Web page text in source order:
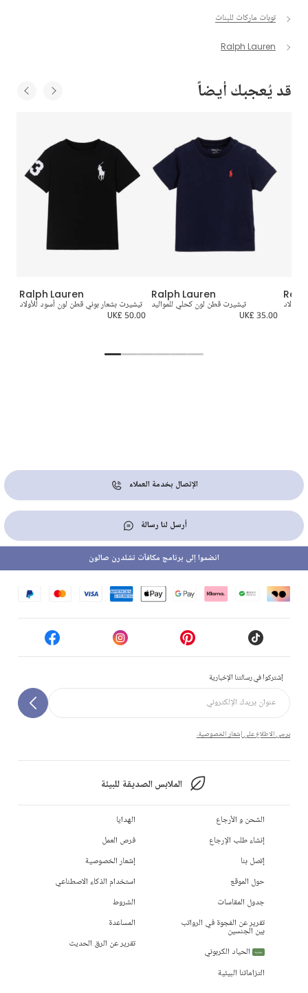
توبات ماركات للبنات
Ralph Lauren
قد يُعجبك أيضاً
Ralph Lauren
تيشيرت بشعار بوني قطن لون أسود للأولاد
UK£ 50.00
Ralph Lauren
تيشيرت قطن لون كحلي للمواليد
UK£ 35.00
الإتصال بخدمة العملاء
أرسل لنا رسالة
إشتركوا في رسالتنا الإخبارية
يرجى الاطلاع على إشعار الخصوصية.
الملابس الصديقة للبيئة
انضموا إلى برنامج مكافآت تشلدرن صالون
الشحن و الأرجاع
إنشاء طلب الإرجاع
إتصل بنا
حول الموقع
جدول المقاسات
تقرير عن الفجوة في الرواتب
بين الجنسين
جديد
الحياد الكربوني
التزاماتنا البيئية
الهدايا
فرص العمل
إشعار الخصوصية
استخدام الذكاء الاصطناعي
الشروط
المساعدة
تقرير عن الرق الحديث